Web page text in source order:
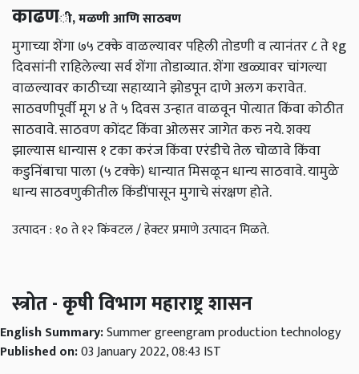
काढणी, मळणी आणि साठवण
मुगाच्या शेंगा ७५ टक्के वाळल्यावर पहिली तोडणी व त्यानंतर ८ ते १g
दिवसांनी राहिलेल्या सर्व शेंगा तोडाव्यात. शेंगा खळ्यावर चांगल्या
वाळल्यावर काठीच्या सहाय्याने झोडपून दाणे अलग करावेत.
साठवणीपूर्वी मूग ४ ते ५ दिवस उन्हात वाळवून पोत्यात किंवा कोठीत
साठवावे. साठवण कोंदट किंवा ओलसर जागेत करु नये. शक्य
झाल्यास धान्यास १ टका करंज किंवा एरंडीचे तेल चोळावे किंवा
कडुनिंबाचा पाला (५ टक्के) धान्यात मिसळून धान्य साठवावे. यामुळे
धान्य साठवणुकीतील किंडींपासून मुगाचे संरक्षण होते.
उत्पादन : १o ते १२ किंवटल / हेक्टर प्रमाणे उत्पादन मिळते.
स्त्रोत - कृषी विभाग महाराष्ट्र शासन
English Summary:Summer greengram production technology
Published on:03 January 2022, 08:43 IST